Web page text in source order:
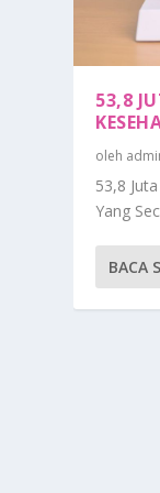
53,8
oleh
53,8
Yang
BACA